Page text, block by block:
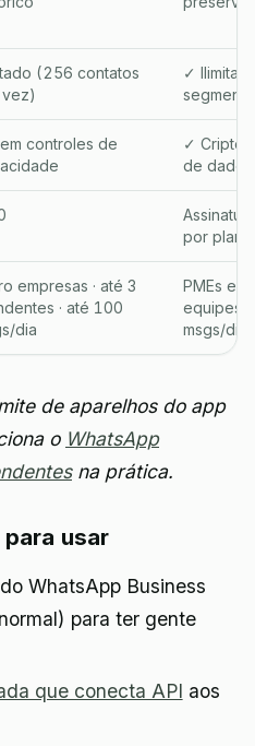
(256 contatos
✓
controles de
✓
de dados
por
empresas · até 3
· até 100
dia
PMEs em
equipes
msgs/dia
de aparelhos do app
o WhatsApp
na prática.
usar
WhatsApp Business
para ter gente
que conecta API aos